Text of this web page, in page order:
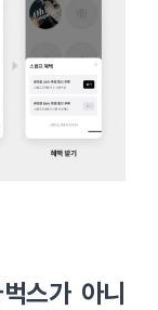
스가 아니